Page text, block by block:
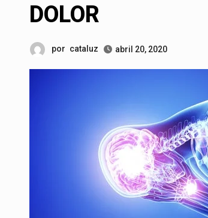
DOLOR
por cataluz abril 20, 2020